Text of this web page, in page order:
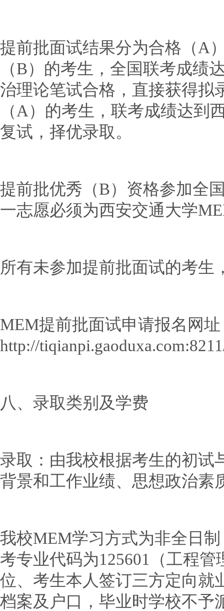
提前批面试结果分为合格（A
（B）的考生，全国联考成绩
治理论笔试合格，直接获得拟
（A）的考生，联考成绩达到
复试，择优录取。
提前批优秀（B）资格参加全
一志愿必须为西安交通大学
所有未参加提前批面试的考生
MEM提前批面试申请报名网
http://
八、录取类别及学费
录取：由我校根据考生的初试
背景和工作业绩、思想政治素
我校MEM学习方式为非全日
考专业代码为125601（工程
位、考生本人签订三方定向就
档案及户口，毕业时学校不予